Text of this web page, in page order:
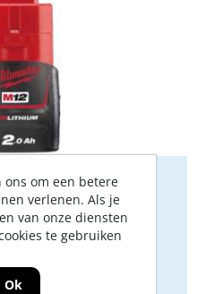
2.0ah m12b2
log in
ons om een betere
verlenen. Als je
van onze diensten
te gebruiken
Ok